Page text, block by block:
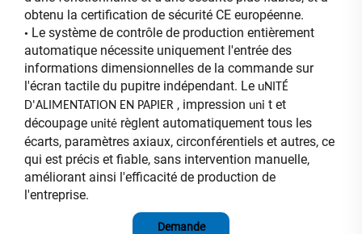
obtenu la certification de sécurité CE européenne.
• Le système de contrôle de production entièrement
automatique nécessite uniquement l'entrée des
informations dimensionnelles de la commande sur
l'écran tactile du pupitre indépendant. Le uNITÉ
D'ALIMENTATION EN PAPIER , impression uni t et
découpage unité règlent automatiquement tous les
écarts, paramètres axiaux, circonférentiels et autres, ce
qui est précis et fiable, sans intervention manuelle,
améliorant ainsi l'efficacité de production de
l'entreprise.
Demande